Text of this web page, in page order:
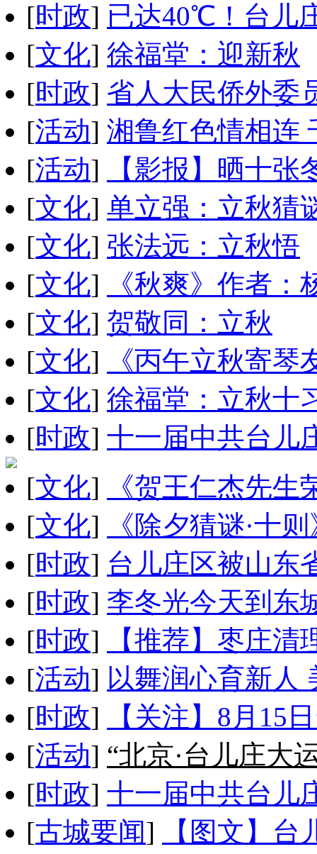
[时政] 已达40℃！台儿
[文化] 徐福堂：迎新秋
[时政] 省人大民侨外委
[活动] 湘鲁红色情相连
[活动]
【影报】晒十
[文化] 单立强：立秋猜
[文化] 张法远：立秋悟
[文化]
《秋爽》作者：
[文化] 贺敬同：立秋
[文化]
《丙午立秋寄
[文化] 徐福堂：立秋十
[时政] 十一届中共台儿
[文化]
《贺王仁杰先
[文化]
《除夕猜谜·十
[时政] 台儿庄区被山东
[时政] 李冬光今天到东
[时政]
【推荐】枣庄
[活动] 以舞润心育新人
[时政]
【关注】8月15
[活动] “北京·台儿庄大
[时政] 十一届中共台儿
[古城要闻]
【图文】